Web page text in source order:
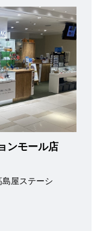
ンモール店
屋ステーシ